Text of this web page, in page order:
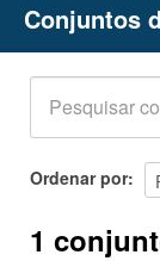
Conjuntos de
Organizações
Grupos
Sobre
Conjuntos
Ordenar por
1